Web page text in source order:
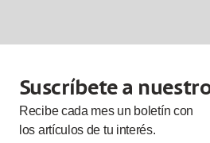
Suscríbete a
Recibe cada mesun boletín con
los artículos de tu interés.